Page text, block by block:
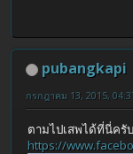
pubangkapi
กรกฎาคม 13, 2015,
ตามไปเสพได้ที่นี่ครั
https://